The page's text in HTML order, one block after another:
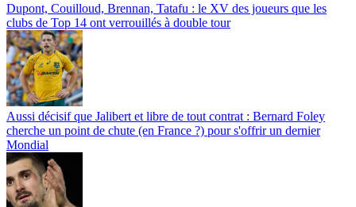
Dupont, Couilloud, Brennan, Tatafu : le XV des joueurs que les
clubs de Top 14 ont verrouillés à double tour
Aussi décisif que Jalibert et libre de tout contrat : Bernard Foley
cherche un point de chute (en France ?) pour s'offrir un dernier
Mondial